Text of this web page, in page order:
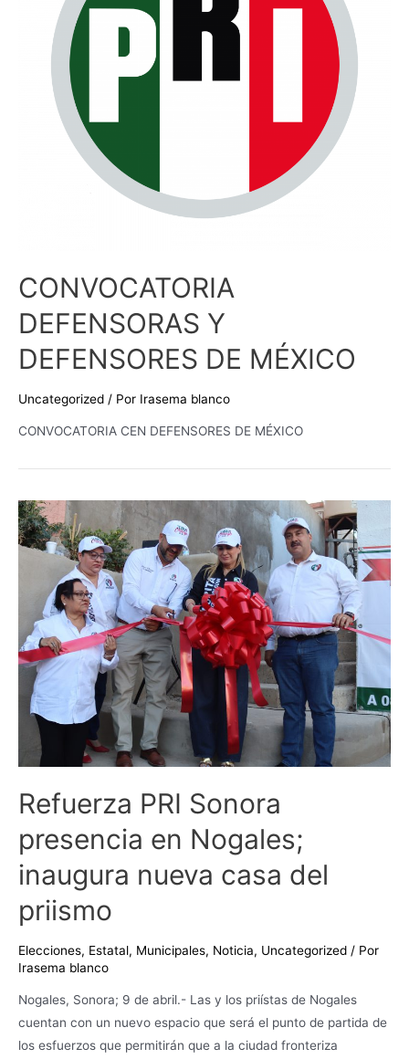
CONVOCATORIA
DEFENSORAS Y
DEFENSORES DE MÉXICO
Uncategorized / Por Irasema blanco
CONVOCATORIA CEN DEFENSORES DE MÉXICO
Refuerza PRI Sonora
presencia en Nogales;
inaugura nueva casa del
priismo
Elecciones, Estatal, Municipales, Noticia, Uncategorized / Por
Irasema blanco
Nogales, Sonora; 9 de abril.- Las y los priístas de Nogales
cuentan con un nuevo espacio que será el punto de partida de
los esfuerzos que permitirán que a la ciudad fronteriza
Refuerza
PRI
Sonora
presencia
Nogales;
inaugura
nueva
casa
del
priismo